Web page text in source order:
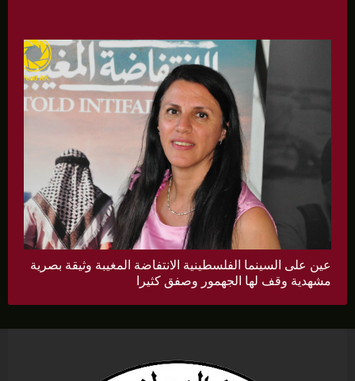
عين على السينما الفلسطينية الانتفاضة المغيبة وثيقة بصرية
مشهدية وقف لها الجهمور وصفق كثيرا